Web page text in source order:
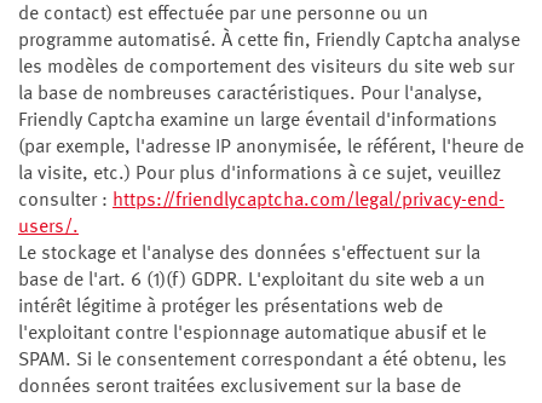
de contact) est effectuée par une personne ou un
programme automatisé. À cette fin, Friendly Captcha analyse
les modèles de comportement des visiteurs du site web sur
la base de nombreuses caractéristiques. Pour l'analyse,
Friendly Captcha examine un large éventail d'informations
(par exemple, l'adresse IP anonymisée, le référent, l'heure de
la visite, etc.) Pour plus d'informations à ce sujet, veuillez
consulter : https://friendlycaptcha.com/legal/privacy-end-
users/.
Le stockage et l'analyse des données s'effectuent sur la
base de l'art. 6 (1)(f) GDPR. L'exploitant du site web a un
intérêt légitime à protéger les présentations web de
l'exploitant contre l'espionnage automatique abusif et le
SPAM. Si le consentement correspondant a été obtenu, les
données seront traitées exclusivement sur la base de